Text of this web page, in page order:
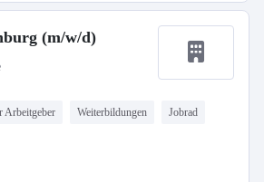
(m/w/d)
Arbeitgeber Weiterbildungen Jobrad